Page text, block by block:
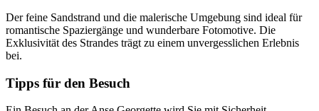
Der feine Sandstrand und die malerische Umgebung sind ideal für
romantische Spaziergänge und wunderbare Fotomotive. Die
Exklusivität des Strandes trägt zu einem unvergesslichen Erlebnis
bei.
Tipps für den Besuch